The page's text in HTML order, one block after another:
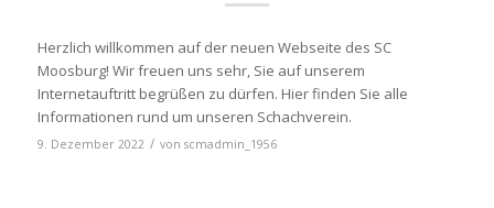
Herzlich willkommen auf der neuen Webseite des SC
Moosburg! Wir freuen uns sehr, Sie auf unserem
Internetauftritt begrüßen zu dürfen. Hier finden Sie alle
Informationen rund um unseren Schachverein.
9. Dezember 2022 / von scmadmin_1956